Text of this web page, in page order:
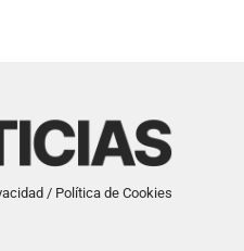
/ Política de Cookies